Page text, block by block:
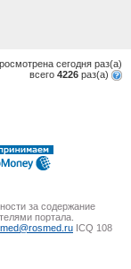
сегодня раз(a)
всего 4226 раз(a)
за содержание
портала.
ICQ 108